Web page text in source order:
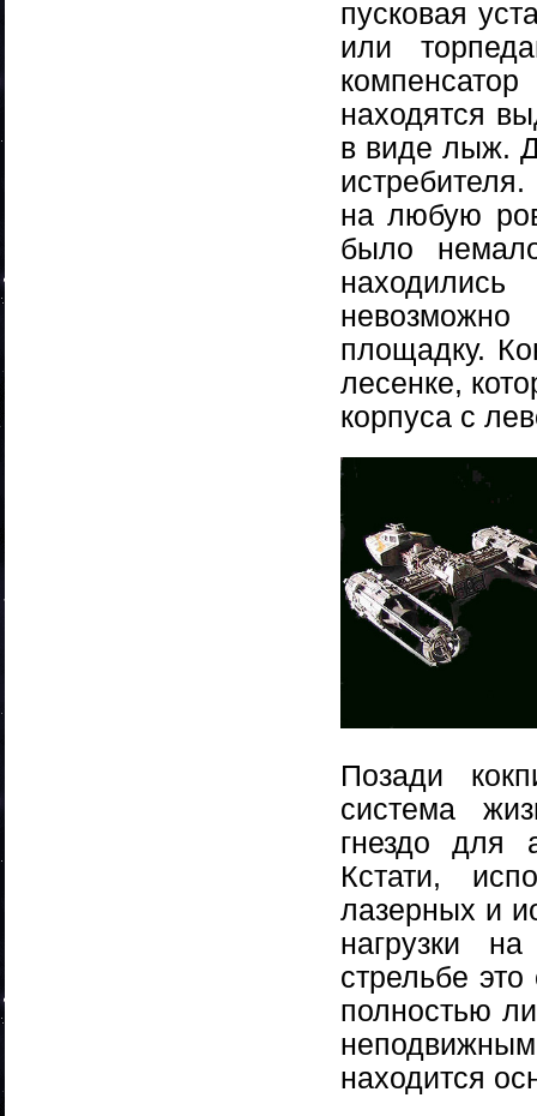
пусковая
или
находятся
в виде лыж.
на любую
было
площадку.
лесенке,
корпуса с
Позади
система
гнездо для
Кстати,
лазерных и
нагрузки
стрельбе это
полностью
находится